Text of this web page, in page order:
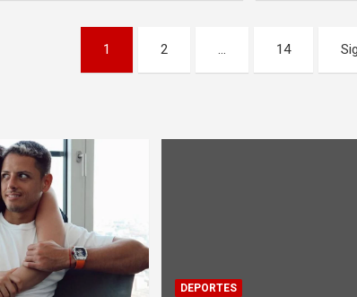
1 2 … 14
DEPORTES